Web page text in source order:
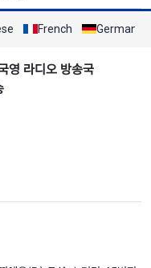
French German
영 라디오 방송국